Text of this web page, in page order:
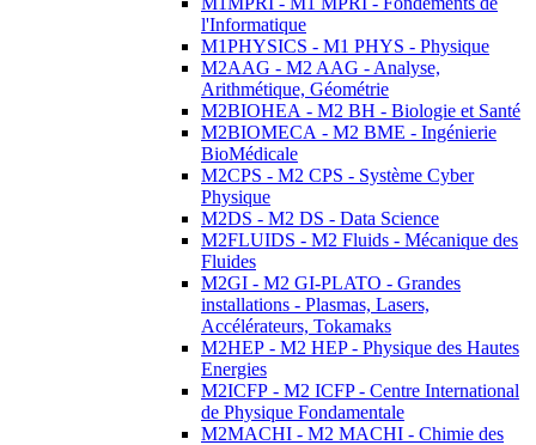
l'Informatique
M1PHYSICS - M1 PHYS - Physique
M2AAG - M2 AAG - Analyse,
Arithmétique, Géométrie
M2BIOHEA - M2 BH - Biologie et Santé
M2BIOMECA - M2 BME - Ingénierie
BioMédicale
M2CPS - M2 CPS - Système Cyber
Physique
M2DS - M2 DS - Data Science
M2FLUIDS - M2 Fluids - Mécanique des
Fluides
M2GI - M2 GI-PLATO - Grandes
installations - Plasmas, Lasers,
Accélérateurs, Tokamaks
M2HEP - M2 HEP - Physique des Hautes
Energies
M2ICFP - M2 ICFP - Centre International
de Physique Fondamentale
M2MACHI - M2 MACHI - Chimie des